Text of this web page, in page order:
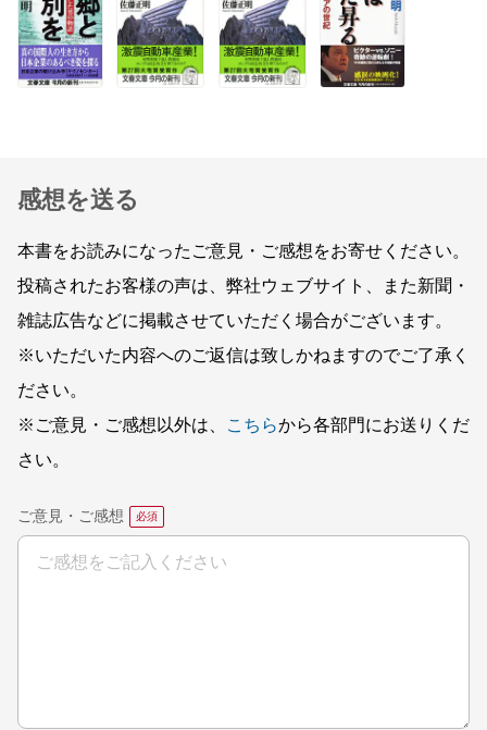
感想を送る
本書をお読みになったご意見・ご感想をお寄せください。
投稿されたお客様の声は、弊社ウェブサイト、また新聞・
雑誌広告などに掲載させていただく場合がございます。
※いただいた内容へのご返信は致しかねますのでご了承く
ださい。
※ご意見・ご感想以外は、
こちらから各部門にお送りくだ
さい。
ご意見・ご感想